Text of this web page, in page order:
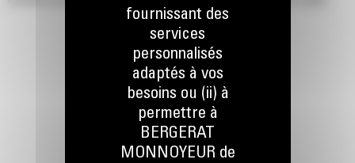
fournissant des
services
personnalisés
adaptés à vos
besoins ou (ii) à
permettre à
BERGERAT
MONNOYEUR de